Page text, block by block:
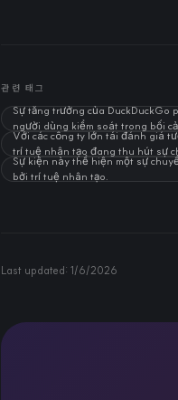
관련 태그
Sự tăng trưởng của
người dùng kiểm soát trong bối
Với các công ty lớn tái đánh giá
trí tuệ nhân tạo đang thu hút sự
Sự kiện này thể hiện một sự
bởi trí tuệ nhân tạo.
Last updated: 1/6/2026